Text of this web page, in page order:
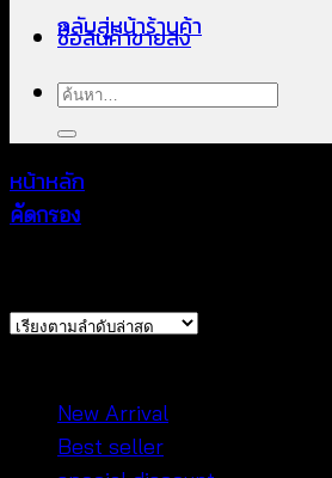
กลับสู่หน้าร้านค้า
ซื้อสินค้าขายส่ง
ค้นหา:
หน้าหลัก
คัดกรอง
New Arrival
Best seller